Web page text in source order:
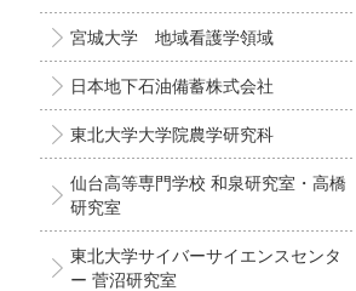
宮城大学 地域看護学領域
日本地下石油備蓄株式会社
東北大学大学院農学研究科
仙台高等専門学校 和泉研究室・高橋
研究室
東北大学サイバーサイエンスセンタ
ー 菅沼研究室